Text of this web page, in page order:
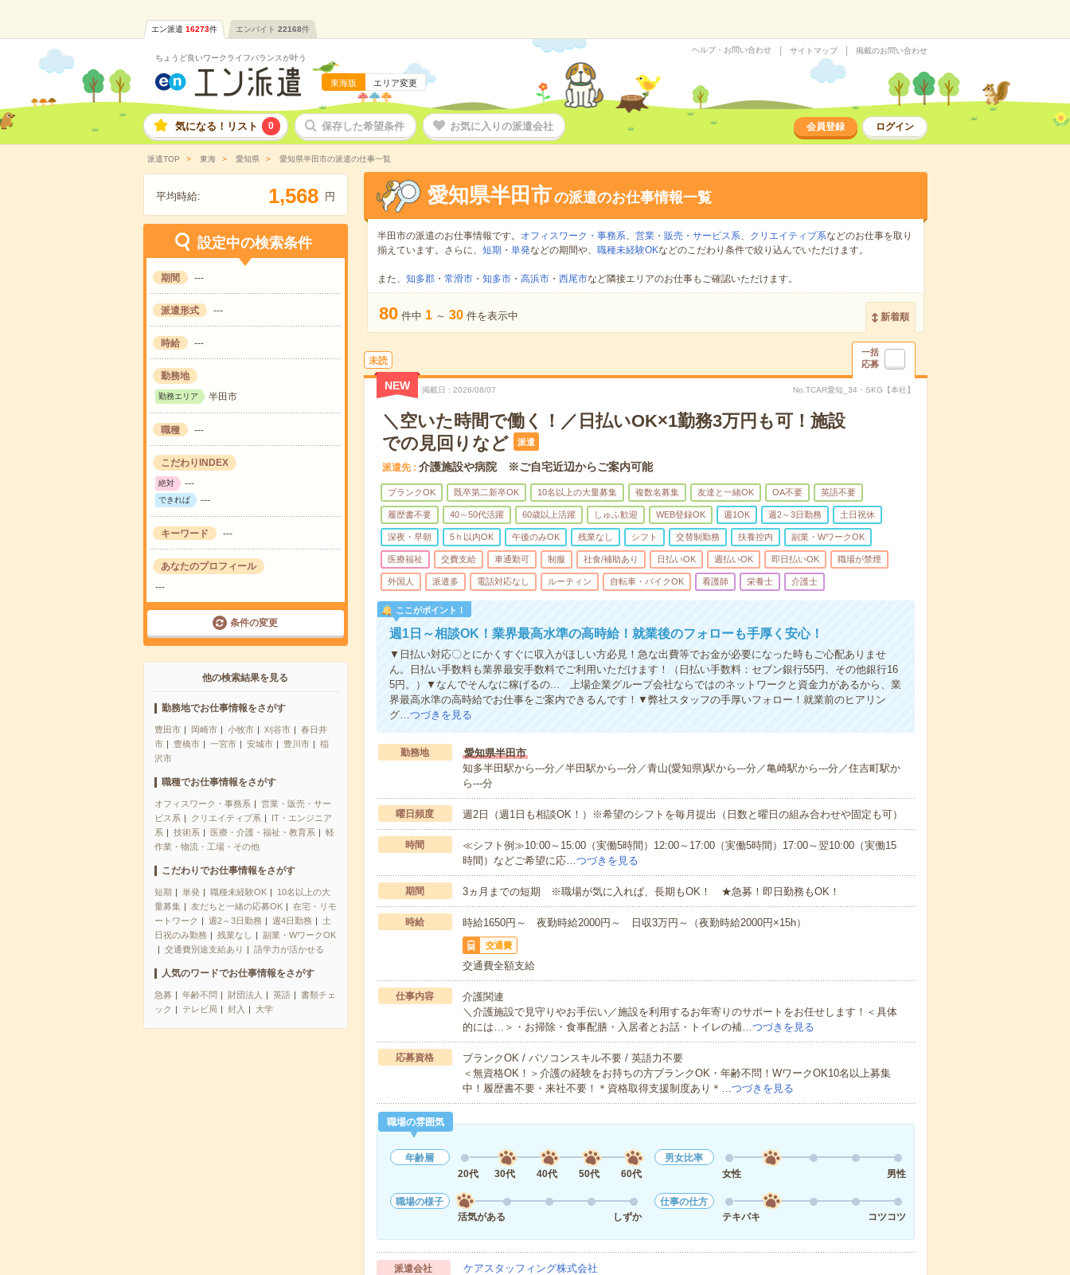
エン派遣 16273件 エンバイト 22168件
ちょうど良いワークライフバランスが叶う
東海版 エリア変更
ヘルプ・お問い合わせ サイトマップ 掲載のお問い合わせ
気になる！リスト 0 保存した希望条件 お気に入りの派遣会社 会員登録 ログイン
派遣TOP 東海 愛知県 愛知県半田市の派遣の仕事一覧
平均時給: 1,568 円
設定中の検索条件
期間 ---
派遣形式 ---
時給 ---
勤務地
勤務エリア 半田市
職種 ---
こだわりINDEX
絶対 ---
できれば ---
キーワード ---
あなたのプロフィール
---
条件の変更
他の検索結果を見る
勤務地でお仕事情報をさがす
豊田市 岡崎市 小牧市 刈谷市
春日井
市
豊橋市 一宮市 安城市 豊川市
稲
沢市
職種でお仕事情報をさがす
オフィスワーク・事務系
営業・販売・サー
ビス系
クリエイティブ系
IT・エンジニア
系
技術系 医療・介護・福祉・教育系
軽
作業・物流・工場・その他
こだわりでお仕事情報をさがす
短期 単発 職種未経験OK
10名以上の大
量募集
友だちと一緒の応募OK
在宅・リモ
ートワーク
週2～3日勤務 週4日勤務
土
日祝のみ勤務
残業なし
副業・WワークOK
交通費別途支給あり
語学力が活かせる
人気のワードでお仕事情報をさがす
急募 年齢不問 財団法人 英語
書類チェ
ック
テレビ局 封入 大学
愛知県半田市の派遣のお仕事情報一覧
半田市の派遣のお仕事情報です。 オフィスワーク・事務系、 営業・販売・サービス系、 クリエイティブ系などのお仕事を取り
揃えています。さらに、 短期 ・ 単発などの期間や、 職種未経験OKなどのこだわり条件で絞り込んでいただけます。
また、 知多郡・ 常滑市・ 知多市・ 高浜市・ 西尾市など隣接エリアのお仕事もご確認いただけます。
80 件中 1 ～ 30 件を表示中 新着順
未読
一括
応募
NEW 掲載日 2026/08/07 No.TCAR愛知_34・SKG【本社】
＼空いた時間で働く！／日払いOK×1勤務3万円も可！施設
での見回りなど
派遣
派遣先 介護施設や病院 ※ご自宅近辺からご案内可能
ブランクOK 既卒第二新卒OK 10名以上の大量募集 複数名募集 友達と一緒OK OA不要 英語不要
履歴書不要 40～50代活躍 60歳以上活躍 しゅふ歓迎 WEB登録OK 週1OK 週2～3日勤務 土日祝休
深夜・早朝 5ｈ以内OK 午後のみOK 残業なし シフト 交替制勤務 扶養控内 副業・WワークOK
医療福祉 交費支給 車通勤可 制服 社食/補助あり 日払いOK 週払いOK 即日払いOK 職場が禁煙
外国人 派遣多 電話対応なし ルーティン 自転車・バイクOK 看護師 栄養士 介護士
ここがポイント！
週1日～相談OK！業界最高水準の高時給！就業後のフォローも手厚く安心！
▼日払い対応〇とにかくすぐに収入がほしい方必見！急な出費等でお金が必要になった時もご心配ありませ
ん。日払い手数料も業界最安手数料でご利用いただけます！（日払い手数料：セブン銀行55円、その他銀行16
5円。）▼なんでそんなに稼げるの... 上場企業グループ会社ならではのネットワークと資金力があるから、業
界最高水準の高時給でお仕事をご案内できるんです！▼弊社スタッフの手厚いフォロー！就業前のヒアリン
グ…つづきを見る
勤務地
愛知県半田市
知多半田駅から---分／半田駅から---分／青山(愛知県)駅から---分／亀崎駅から---分／住吉町駅か
ら---分
曜日頻度 週2日（週1日も相談OK！）※希望のシフトを毎月提出（日数と曜日の組み合わせや固定も可）
時間
≪シフト例≫10:00～15:00（実働5時間）12:00～17:00（実働5時間）17:00～翌10:00（実働15
時間）などご希望に応…つづきを見る
期間 3ヵ月までの短期 ※職場が気に入れば、長期もOK！ ★急募！即日勤務もOK！
時給 時給1650円～ 夜勤時給2000円～ 日収3万円～（夜勤時給2000円×15h）
交通費
交通費全額支給
仕事内容
介護関連
＼介護施設で見守りやお手伝い／施設を利用するお年寄りのサポートをお任せします！＜具体
的には…＞・お掃除・食事配膳・入居者とお話・トイレの補…つづきを見る
応募資格
ブランクOK / パソコンスキル不要 / 英語力不要
＜無資格OK！＞介護の経験をお持ちの方ブランクOK・年齢不問！WワークOK10名以上募集
中！履歴書不要・来社不要！＊資格取得支援制度あり＊…つづきを見る
職場の雰囲気
年齢層
20代
30代 40代 50代 60代
男女比率
女性
男性
職場の様子
活気がある
しずか
仕事の仕方
テキパキ
コツコツ
派遣会社 ケアスタッフィング株式会社